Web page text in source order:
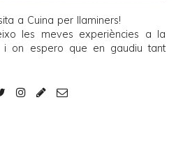
a Cuina per llaminers!
les meves experiències a la
i on espero que en gaudiu tant